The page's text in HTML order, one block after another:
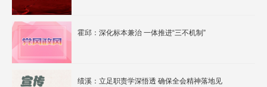
霍邱：深化标本兼治 一体推进“三不机制”
绩溪：立足职责学深悟透 确保全会精神落地见